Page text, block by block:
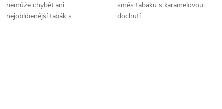
nemůže chybět ani
nejoblíbenější tabák s
legendárním velbloudem.
směs tabáku s karamelovou
dochutí.